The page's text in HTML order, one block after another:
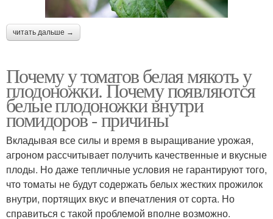
читать дальше →
Почему у томатов белая мякоть у
плодоножки. Почему появляются
белые плодоножки внутри
помидоров - причины
Вкладывая все силы и время в выращивание урожая,
агроном рассчитывает получить качественные и вкусные
плоды. Но даже тепличные условия не гарантируют того,
что томаты не будут содержать белых жестких прожилок
внутри, портящих вкус и впечатления от сорта. Но
справиться с такой проблемой вполне возможно.